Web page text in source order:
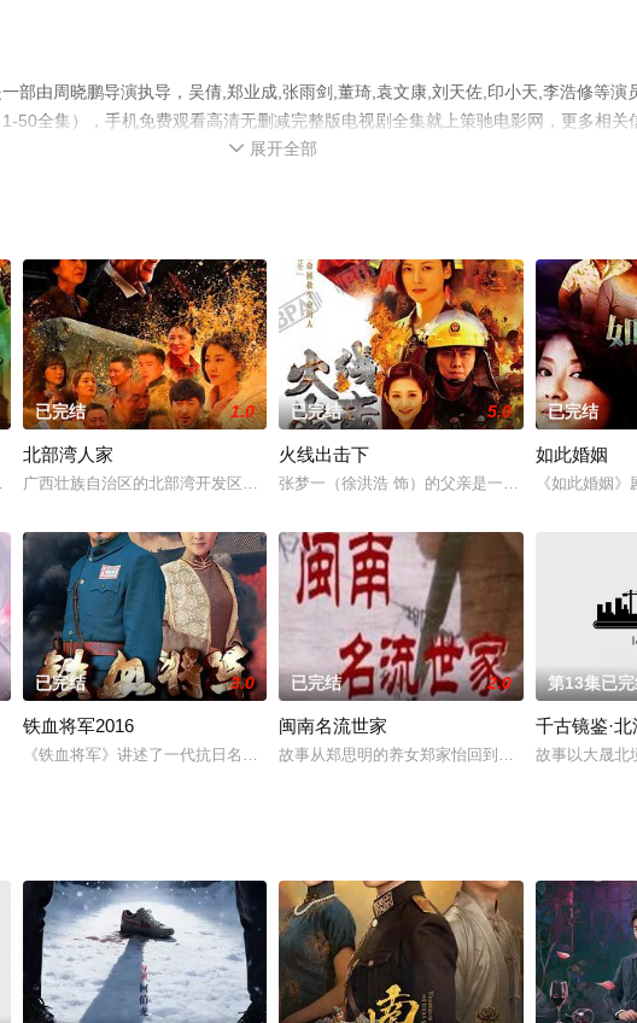
部由周晓鹏导演执导，吴倩,郑业成,张雨剑,董琦,袁文康,刘天佐,印小天,李浩修等演
50全集），手机免费观看高清无删减完整版电视剧全集就上策驰电影网，更多相关
 展开全部
战争的胜利。人们脸上露出了久违的笑容，他们此时还没想到，自己的命运还
已完结 1.0
北部湾人家
广西壮族自治区的北部湾开发区飞速发展，而这个北部湾的人家——韦家却相继迎来一系
已完结 5.0
火线出击下
张梦一（徐洪浩 饰）的父亲是一名消防员，在一次
已完结
如此婚姻
《如此婚姻
，阴差阳错嫁入祁王府，与拥有变身秘密的祁王陆俊逸（王梓霆饰），从针锋相对
已完结 3.0
铁血将军2016
《铁血将军》讲述了一代抗日名将范筑先将军忠于民族，誓死守卫聊城的抗日救国精神
已完结 2.0
闽南名流世家
故事从郑思明的养女郑家怡回到福建，回到桐州的
第13集已完
千古镜鉴·北
故事以大晟北